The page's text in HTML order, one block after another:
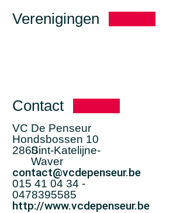
Verenigingen
Contact
VC De Penseur
Hondsbossen 10
2860Sint-Katelijne-
Waver
contact@vcdepenseur.be
015 41 04 34 -
0478395585
http://www.vcdepenseur.be